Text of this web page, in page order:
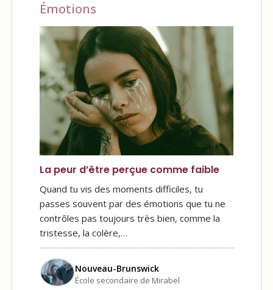
Émotions
La peur d’être perçue comme faible
Quand tu vis des moments difficiles, tu
passes souvent par des émotions que tu ne
contrôles pas toujours très bien, comme la
tristesse, la colère,…
Nouveau-Brunswick
École secondaire de Mirabel